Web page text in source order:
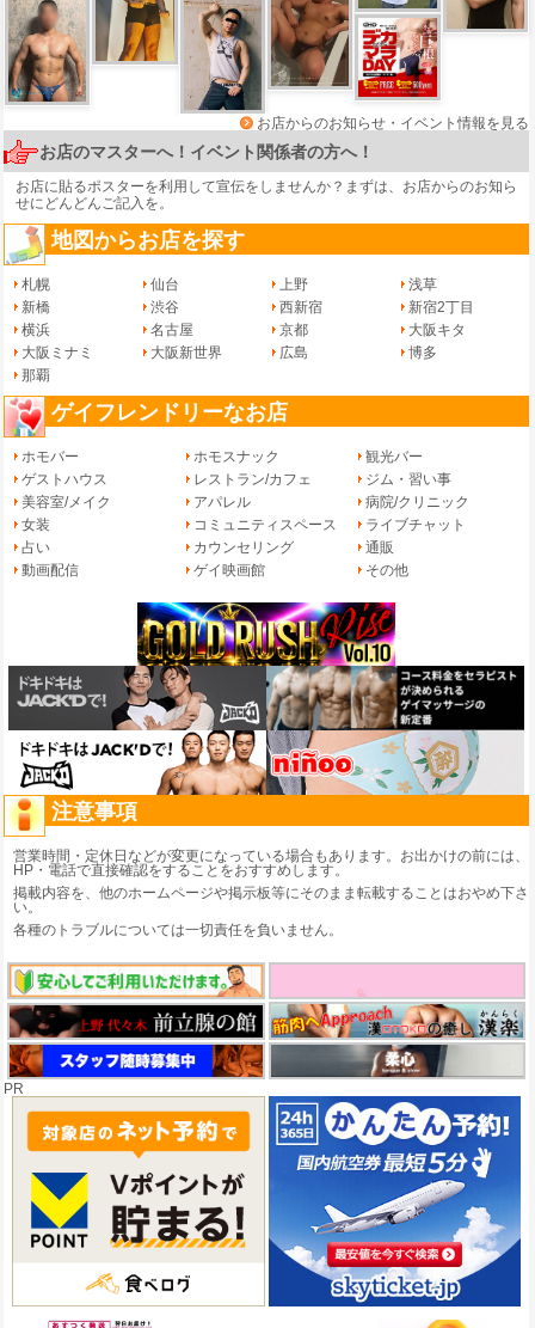
お店からのお知らせ・イベント情報を見る
お店のマスターへ！イベント関係者の方へ！
お店に貼るポスターを利用して宣伝をしませんか？まずは、 お店からのお知ら
せにどんどんご記入を。
地図からお店を探す
札幌 仙台 上野
浅草
新橋
渋谷 西新宿
新宿2丁目
横浜
名古屋 京都
大阪キタ
大阪ミナミ
大阪新世界 広島
博多
那覇
ゲイフレンドリーなお店
ホモバー ホモスナック
観光バー
ゲストハウス
レストラン/カフェ
ジム・習い事
美容室/メイク
アパレル
病院/クリニック
女装
コミュニティスペース
ライブチャット
占い
カウンセリング
通販
動画配信
ゲイ映画館 その他
注意事項
営業時間・定休日などが変更になっている場合もあります。お出かけの前には、
HP・電話で直接確認をすることをおすすめします。
掲載内容を、他のホームページや掲示板等にそのまま転載することはおやめ下さ
い。
各種のトラブルについては一切責任を負いません。
PR